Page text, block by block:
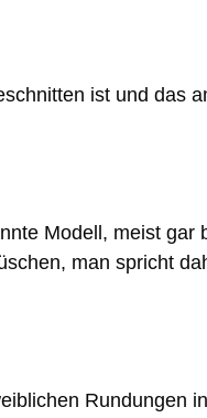
ist und das
Modell, meist gar
man spricht
Rundungen